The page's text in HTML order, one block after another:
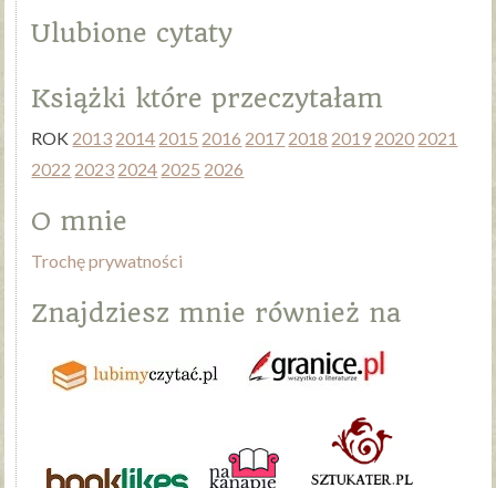
Ulubione cytaty
Książki które przeczytałam
ROK 2013 2014 2015 2016 2017 2018 2019 2020 2021
2022 2023 2024 2025 2026
O mnie
Trochę prywatności
Znajdziesz mnie również na